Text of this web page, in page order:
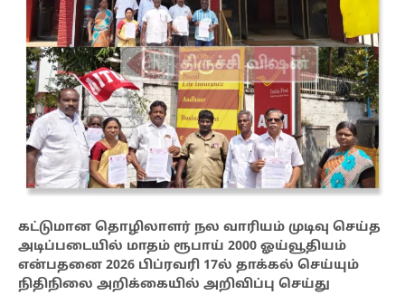
கட்டுமான தொழிலாளர் நல வாரியம் முடிவு செய்த
அடிப்படையில் மாதம் ரூபாய் 2000 ஓய்வூதியம்
என்பதனை 2026 பிப்ரவரி 17ல் தாக்கல் செய்யும்
நிதிநிலை அறிக்கையில் அறிவிப்பு செய்து